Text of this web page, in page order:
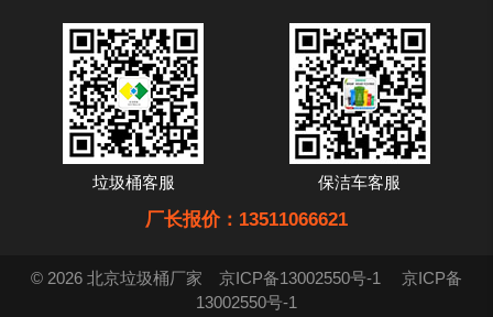
垃圾桶客服 保洁车客服
厂长报价：13511066621
© 2026 北京垃圾桶厂家 京ICP备13002550号-1
京ICP备
13002550号-1